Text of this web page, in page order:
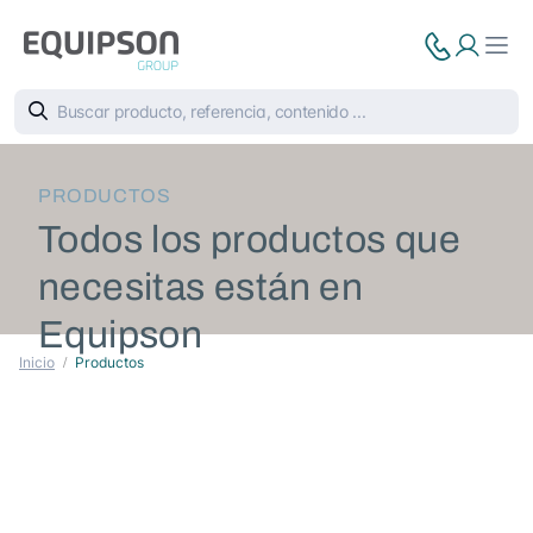
PRODUCTOS
Todos los productos que
necesitas están en
Equipson
Inicio Productos